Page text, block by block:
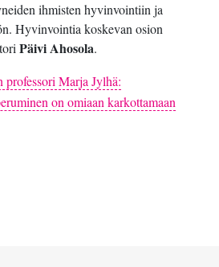
ihmisten hyvinvointiin ja
Hyvinvointia koskevan osion
Päivi Ahosola.
professori Marja Jylhä:
on omiaan karkottamaan